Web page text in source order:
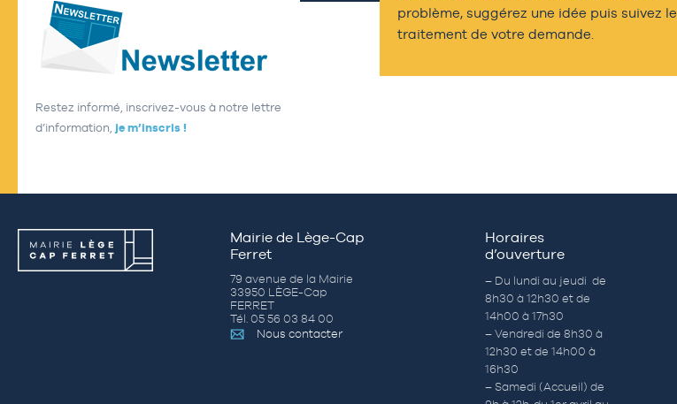
Restez informé, inscrivez-vous à notre lettre
d’information, je m’inscris !
problème, suggérez une idée puis suivez le
traitement de votre demande.
Mairie de Lège-Cap
Ferret
79 avenue de la Mairie
33950 LÈGE-Cap
FERRET
Tél. 05 56 03 84 00
Nous contacter
Horaires
d’ouverture
– Du lundi au jeudi de
8h30 à 12h30 et de
14h00 à 17h30
– Vendredi de 8h30 à
12h30 et de 14h00 à
16h30
– Samedi (Accueil) de